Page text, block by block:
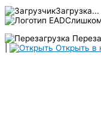
Загрузка...
Открыть в